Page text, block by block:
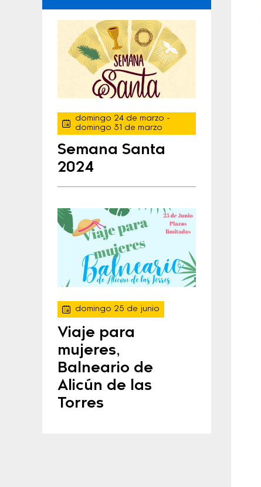
domingo 24 de marzo -
domingo 31 de marzo
Semana Santa
2024
domingo 25 de junio
Viaje para
mujeres,
Balneario de
Alicún de las
Torres